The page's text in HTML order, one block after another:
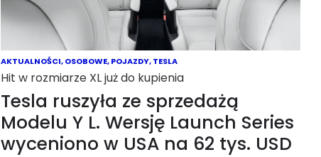
AKTUALNOŚCI,OSOBOWE,POJAZDY,TESLA
Hit w rozmiarze XL już do kupienia
Tesla ruszyła ze sprzedażą
Modelu Y L. Wersję Launch Series
wyceniono w USA na 62 tys. USD